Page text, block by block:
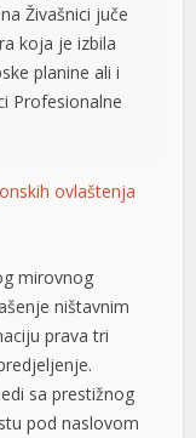
Živašnici juče
koja je izbila
planine ali i
Profesionalne
ovlaštenja
mirovnog
ništavnim
prava tri
sa prestižnog
pod naslovom